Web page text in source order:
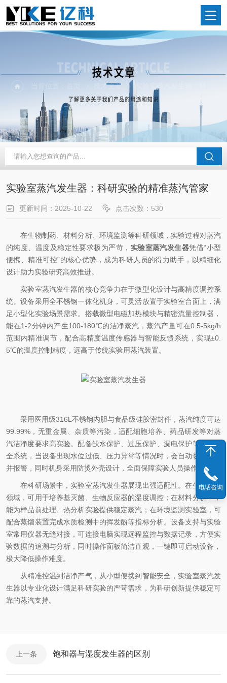
技术文章
实验室蒸汽发生器：科研实验的精准蒸汽管家
更新时间：2025-10-22 点击次数：530
在生物制药、材料分析、环境监测等科研领域，实验过程对蒸汽
的纯度、温度及稳定性要求极为严苛， 实验室蒸汽发生器凭借“小型
便携、精准可控”的核心优势，成为科研人员的得力助手，以精细化
设计助力实验研究高效推进。
实验室蒸汽发生器的核心竞争力在于微型化设计与高精度调控系
统。设备采用全不锈钢一体化机身，可灵活放置于实验室台面上，满
足小型化实验场景需求。搭载微型电磁加热模块与精密流量控制器，
能在1-2分钟内产生100-180℃的洁净蒸汽，蒸汽产量可在0.5-5kg/h
范围内精准调节，配合高精度温度传感器与智能反馈系统，实现±0.
5℃的温度控制精度，远高于传统实验用蒸汽装置。
采用医用级316L不锈钢内胆与食品级硅胶密封件，蒸汽纯度可达
99.99%，无重金属、杂质等污染，适配细胞培养、药品研发等对蒸
汽洁净度要求高实验。配备缺水保护、过压保护、漏电保护等多重安
全系统，当设备出现水位过低、压力异常等情况时，会自动切断电源
并报警，同时机身采用防烫外壳设计，全面保障实验人员操作安全。
在科研场景中，实验室蒸汽发生器展现出强适配性。在生物制药
领域，可用于培养基灭菌、生物反应器的湿度调控；在材料分析中，
能为样品前处理、热分析实验提供稳定蒸汽；在环境监测实验室，可
配合蒸馏装置完成水质检测中的挥发酚等指标分析。设备支持与实验
室常用仪器无缝对接，可连接电脑实现远程监控与数据记录，方便实
验数据的追溯与分析，同时操作面板简洁直观，一键即可启动设备，
极大降低操作难度。
从精准控温到洁净产气，从小型便携到智能安全，实验室蒸汽发
生器以专业化设计满足科研实验的严苛需求，为科研创新提供稳定可
靠的蒸汽支持。
上一条 饱和器与湿度发生器的区别
电话咨询